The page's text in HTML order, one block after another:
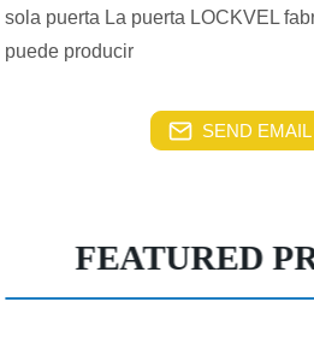
sola puerta La puerta LOCKVEL
puede producir
SEND
FEATURED